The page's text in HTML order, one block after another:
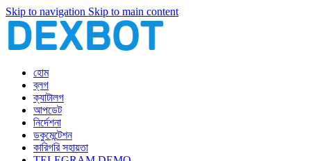
Skip to navigation Skip to main content
হোম
ব্লগ
ক্যাটালগ
আপডেট
নির্দেশনা
ডকুমেন্টেশন
কারিগরি সহায়তা